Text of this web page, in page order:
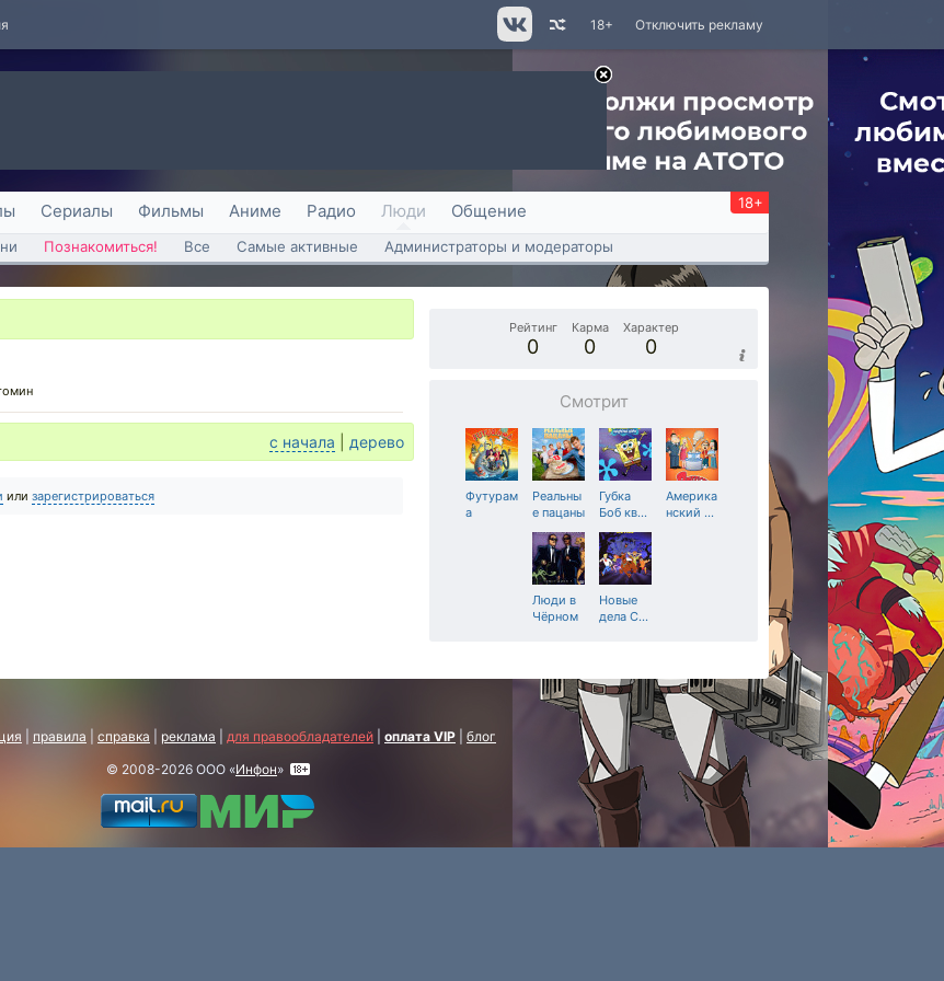
Отключить рекламу
18+
Сериалы Фильмы Аниме Радио Люди Общение 18+
Познакомиться! Все Самые активные Администраторы и модераторы
с начала дерево
или зарегистрироваться
Рейтинг
0
Карма
0
Характер
0
Смотрит
Футурам
а
Реальны
е пацаны
Губка
Боб кв…
Америка
нский …
Люди в
Чёрном
Новые
дела С…
правила справка реклама для правообладателей оплата VIP
блог
© 2008-2026 ООО «Инфон»